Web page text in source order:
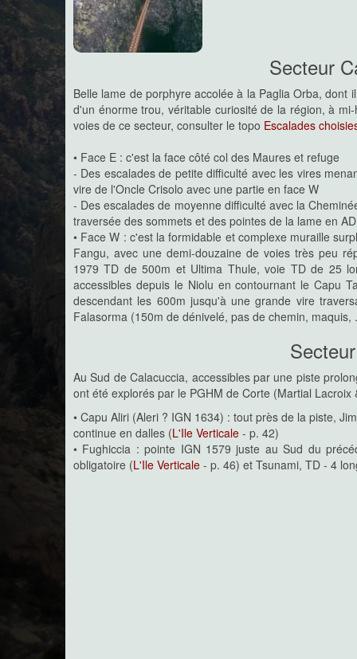
Secteur
Belle lame de porphyre accolée à la Paglia Orba,
d'un énorme trou, véritable curiosité de la région, à
voies de ce secteur, consulter le topo Escalades
• Face E : c'est la face côté col des Maures et refuge
- Des escalades de petite difficulté avec les vires
vire de l'Oncle Crisolo avec une partie en face W
- Des escalades de moyenne difficulté avec la
traversée des sommets et des pointes de la lame en
• Face W : c'est la formidable et complexe muraille
Fangu, avec une demi-douzaine de voies très peu
1979 TD de 500m et Ultima Thule, voie TD de 25
accessibles depuis le Niolu en contournant le Capu
descendant les 600m jusqu'à une grande vire
Falasorma (150m de dénivelé, pas de chemin, maquis,
Au Sud de Calacuccia, accessibles par une piste
ont été explorés par le PGHM de Corte (Martial
• Capu Aliri (Aleri ? IGN 1634) : tout près de la piste,
continue en dalles (L'Ile Verticale - p. 42)
• Fughiccia : pointe IGN 1579 juste au Sud du
obligatoire (L'Ile Verticale - p. 46) et Tsunami, TD - 4